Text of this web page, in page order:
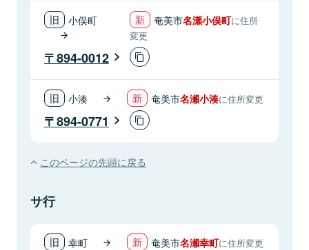
小俣町 奄美市名瀬小俣町に住所
変更
894-0012
小湊 奄美市名瀬小湊に住所変更
894-0771
このページの先頭に戻る
サ行
幸町 奄美市名瀬幸町に住所変更